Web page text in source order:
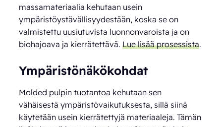
massamateriaalia kehutaan usein
ympäristöystävällisyydestään, koska se on
valmistettu uusiutuvista luonnonvaroista ja on
biohajoava ja kierrätettävä.Lue lisää prosessista.
Ympäristönäkökohdat
Molded pulpin tuotantoa kehutaan sen
vähäisestä ympäristövaikutuksesta, sillä siinä
käytetään usein kierrätettyjä materiaaleja. Tämän